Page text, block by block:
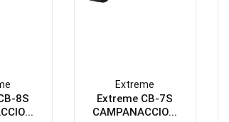
8S
Extreme
Extreme CB-7S
CAMPANACCIO...